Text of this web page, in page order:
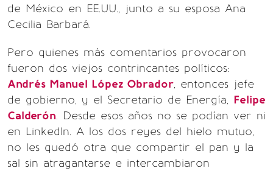
de México en EE.UU., junto a su esposa Ana
Cecilia Barbará.
Pero quienes más comentarios provocaron
fueron dos viejos contrincantes políticos:
Andrés Manuel López Obrador, entonces jefe
de gobierno, y el Secretario de Energía, Felipe
Calderón. Desde esos años no se podían ver ni
en Linkedln. A los dos reyes del hielo mutuo,
no les quedó otra que compartir el pan y la
sal sin atragantarse e intercambiaron